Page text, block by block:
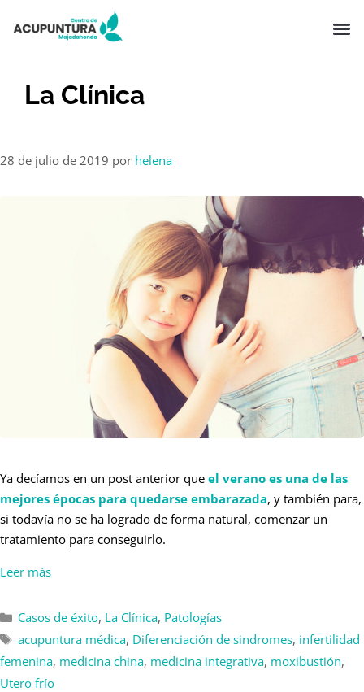
La Clínica
28 de julio de 2019 por helena
Ya decíamos en un post anterior que el verano es una de las
mejores épocas para quedarse embarazada, y también para,
si todavía no se ha logrado de forma natural, comenzar un
tratamiento para conseguirlo.
Leer más
Casos de éxito, La Clínica, Patologías
acupuntura médica, Diferenciación de sindromes, infertilidad
femenina, medicina china, medicina integrativa, moxibustión,
Utero frío